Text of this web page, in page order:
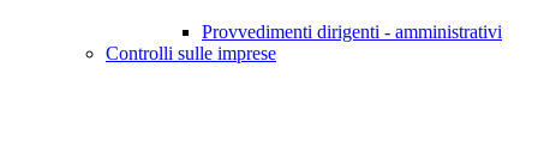
Provvedimenti dirigenti - amministrativi
Controlli sulle imprese